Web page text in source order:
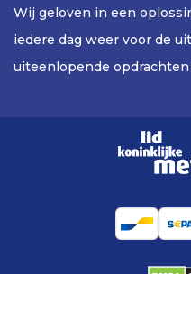
Wij geloven in een
iedere dag weer voor de
uiteenlopende